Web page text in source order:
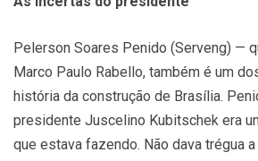
Pelerson Soares Penido (Serveng) —
Marco Paulo Rabello, também é um
história da construção de Brasília.
presidente Juscelino Kubitschek era
que estava fazendo. Não dava trégua